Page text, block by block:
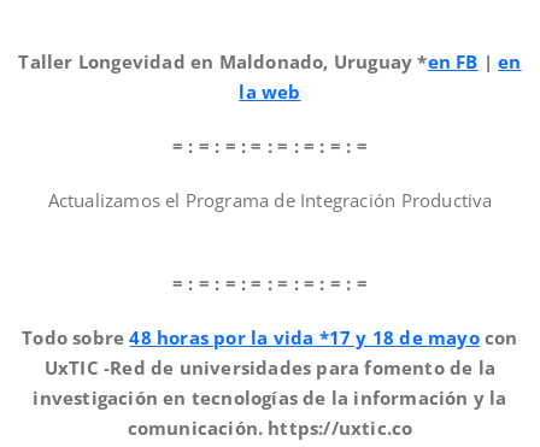
Taller Longevidad en Maldonado, Uruguay *en FB |en
la web
= : = : = : = : = : = : = : =
Actualizamos el Programa de Integración Productiva
= : = : = : = : = : = : = : =
Todo sobre48 horas por la vida *17 y 18 de mayocon
UxTIC -Red de universidades para fomento de la
investigación en tecnologías de la información y la
comunicación. https://uxtic.co